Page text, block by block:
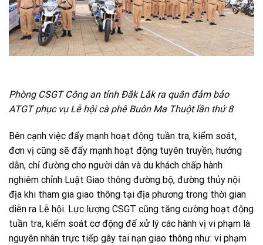
Phòng CSGT Công an tỉnh Đắk Lắk ra quân đảm bảo
ATGT phục vụ Lễ hội cà phê Buôn Ma Thuột lần thứ 8
Bên cạnh việc đẩy mạnh hoạt động tuần tra, kiểm soát,
đơn vị cũng sẽ đẩy mạnh hoạt động tuyên truyền, hướng
dẫn, chỉ đường cho người dân và du khách chấp hành
nghiêm chỉnh Luật Giao thông đường bộ, đường thủy nội
địa khi tham gia giao thông tại địa phương trong thời gian
diễn ra Lễ hội. Lực lượng CSGT cũng tăng cường hoạt động
tuần tra, kiểm soát cơ động để xử lý các hành vị vi phạm là
nguyên nhân trực tiếp gây tai nạn giao thông như: vi phạm